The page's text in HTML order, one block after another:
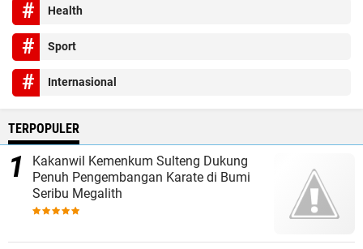
Health
Sport
Internasional
TERPOPULER
Kakanwil Kemenkum Sulteng Dukung
Penuh Pengembangan Karate di Bumi
Seribu Megalith